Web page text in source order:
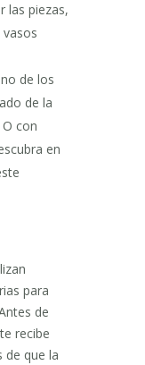
las piezas,
de los
de la
con
en
para
de
recibe
de que la